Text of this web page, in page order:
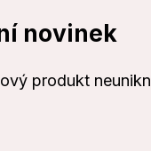
novinek
produkt